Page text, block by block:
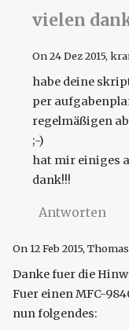
vielen
On24 Dez 2015,
habe deine
per
regelmäßigen
;-)
hat mir einiges
dank!!!
Antworten
On 12 Feb 2015,
Danke fuer die
Fuer einen MFC-
nun folgendes: